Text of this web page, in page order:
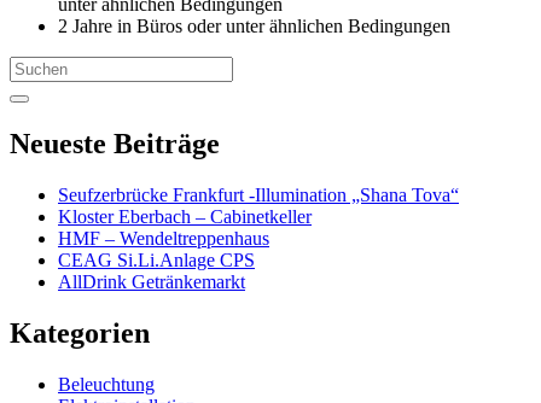
unter ähnlichen Bedingungen
2 Jahre in Büros oder unter ähnlichen Bedingungen
Search
for:
Neueste Beiträge
Seufzerbrücke Frankfurt -Illumination „Shana Tova“
Kloster Eberbach – Cabinetkeller
HMF – Wendeltreppenhaus
CEAG Si.Li.Anlage CPS
AllDrink Getränkemarkt
Kategorien
Beleuchtung